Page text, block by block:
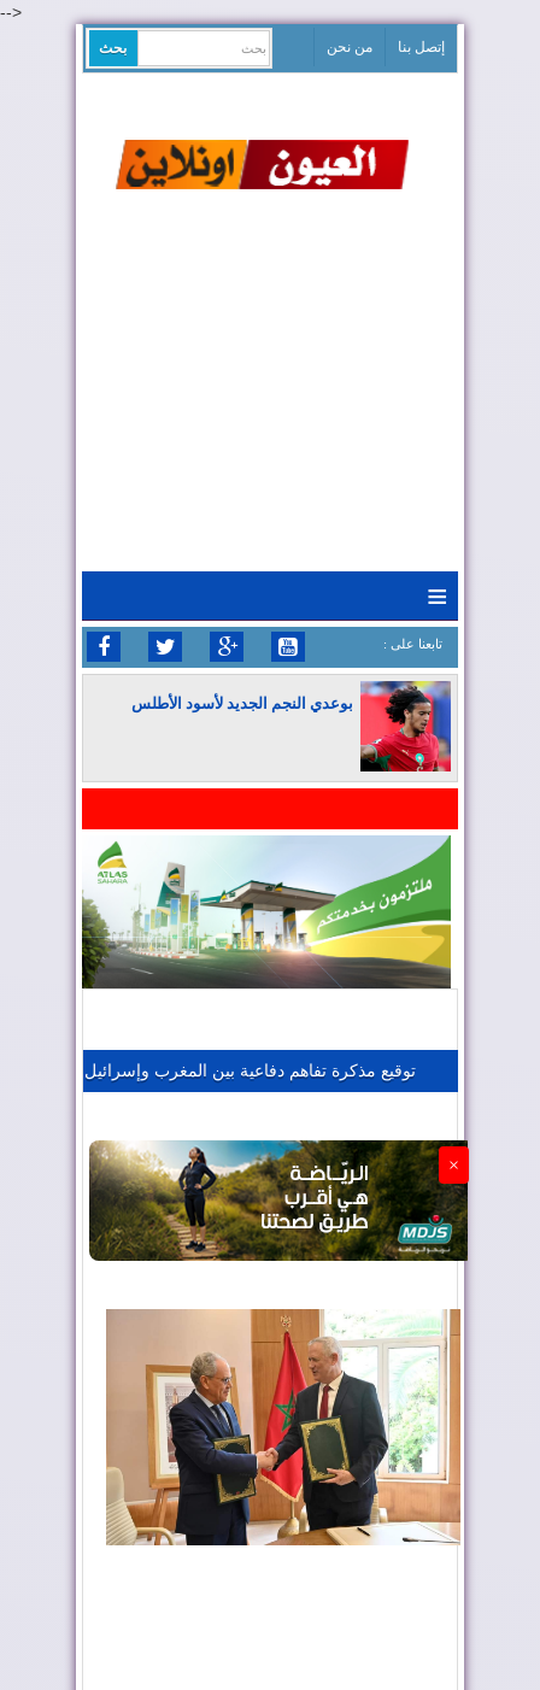
-->
إتصل بنا من نحن
≡
: تابعنا على
بوعدي النجم الجديد لأسود الأطلس
المغرب يعزز موقعه في صناعة الطيران
توقيع مذكرة تفاهم دفاعية بين المغرب وإسرائيل
×